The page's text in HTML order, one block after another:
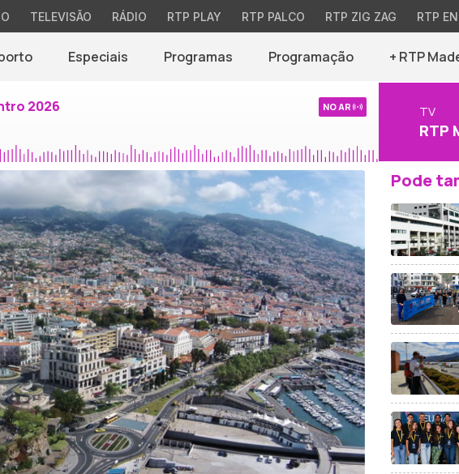
TELEVISÃO RÁDIO RTP PLAY RTP PALCO RTP ZIG ZAG RTP
Especiais Programas Programação + RTP
2026 NO AR TV
RTP
Pode